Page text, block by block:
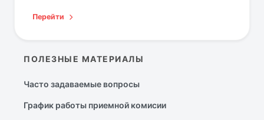
Перейти
ПОЛЕЗНЫЕ МАТЕРИАЛЫ
Часто задаваемые вопросы
График работы приемной комисии